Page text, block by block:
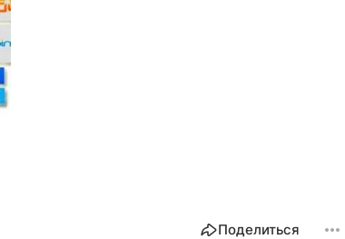
Поделиться